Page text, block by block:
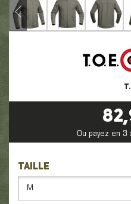
Ou payez en 3
TAILLE
M